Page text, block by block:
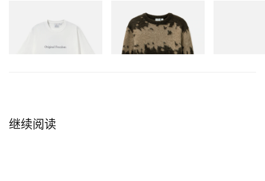
Gramicci
Mohair Splatter Sweater
立刻购入
继续阅读